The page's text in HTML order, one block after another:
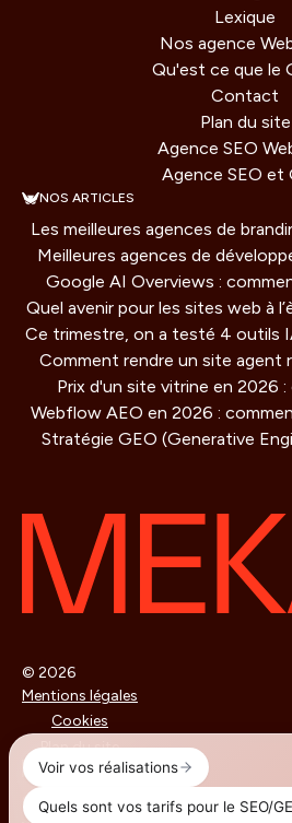
Lexique
Nos agence
Qu'est ce que le
Contact
Plan du site
Agence SEO
Agence SEO et
NOS ARTICLES
Les meilleures agences de
Meilleures agences de
comparatif
Google AI Overviews :
(guide
Quel avenir pour les sites web à
Ce trimestre, on a testé 4 outils
: verdict
Comment rendre un site agent
technique)
Prix d'un site vitrine en 2026
vraiment ?
Webflow AEO en 2026 :
pour être cité par les
Stratégie GEO (Generative
Mentions légales
Cookies
Plan du site
© 2026